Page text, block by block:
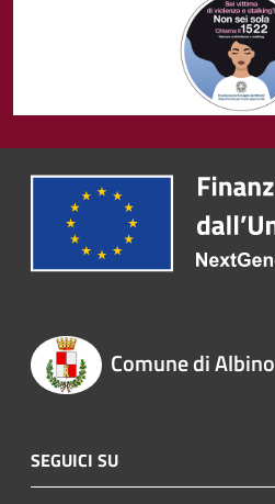
Comune di Albino
SEGUICI SU